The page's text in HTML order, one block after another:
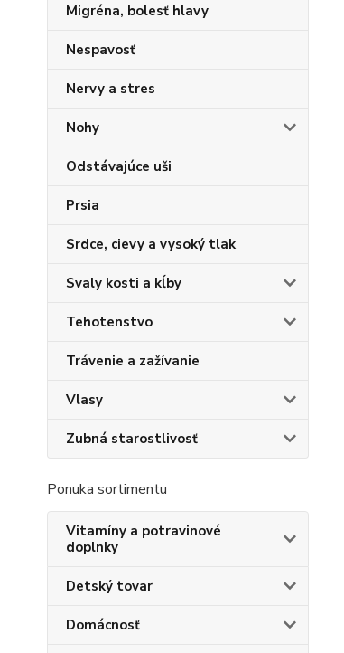
Migréna, bolesť hlavy
Nespavosť
Nervy a stres
Nohy
Odstávajúce uši
Prsia
Srdce, cievy a vysoký tlak
Svaly kosti a kĺby
Tehotenstvo
Trávenie a zažívanie
Vlasy
Zubná starostlivosť
Ponuka sortimentu
Vitamíny a potravinové
doplnky
Detský tovar
Domácnosť